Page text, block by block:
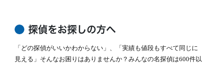
ビスをご提供しています。
は時間料金制になります。
機材
無線式小型カメラ
探偵をお探しの方へ
「どの探偵がいいかわからない」、「実績も値段もすべて同じに
見える」そんなお困りはありませんか？みんなの名探偵は600件以